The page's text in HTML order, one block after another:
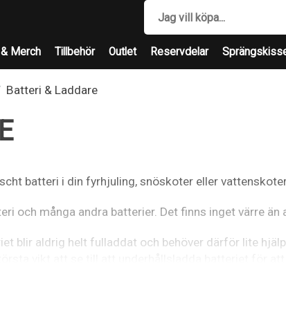
Merch Tillbehör Outlet Reservdelar
Batteri & Laddare
batteri i din fyrhjuling, snöskoter eller
och många andra batterier. Det finns inget värre
blir aldrig helt fulladdat och behöver därför lite
moped eller vattenskoter inte kommer användas på